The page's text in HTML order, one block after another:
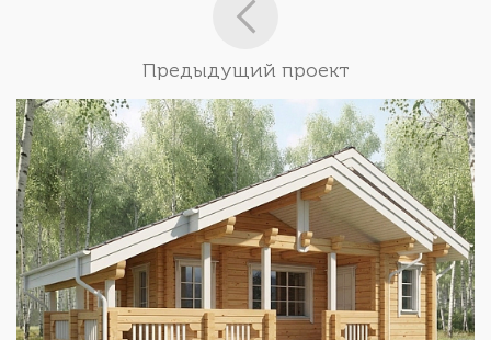
Предыдущий проект